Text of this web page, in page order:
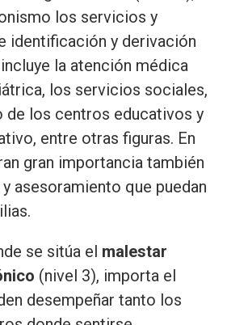
los servicios y
identificación y derivación
la atención médica
los servicios sociales,
de los centros educativos y
entre otras figuras. En
gran importancia también
asesoramiento que puedan
se sitúa el malestar
(nivel 3), importa el
desempeñar tanto los